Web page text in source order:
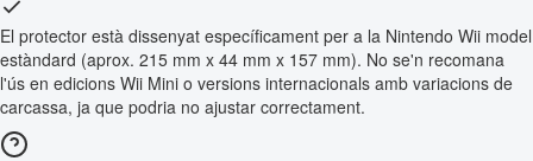
El protector està dissenyat específicament per a la Nintendo Wii model
estàndard (aprox. 215 mm x 44 mm x 157 mm). No se'n recomana
l'ús en edicions Wii Mini o versions internacionals amb variacions de
carcassa, ja que podria no ajustar correctament.